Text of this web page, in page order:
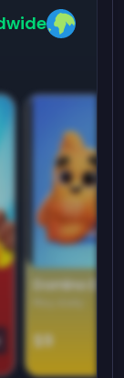
Domino
$9